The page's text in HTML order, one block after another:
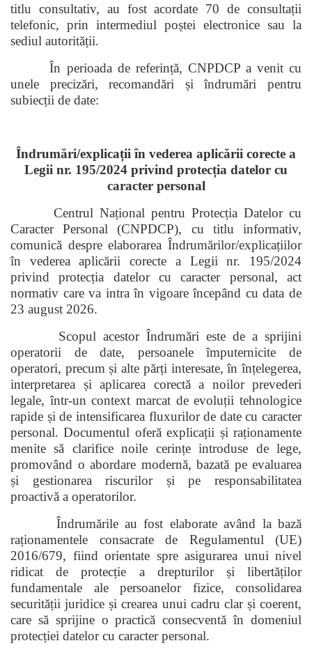
titlu consultativ, au fost acordate 70 de consultații
telefonic, prin intermediul poștei electronice sau la
sediul autorității.
În perioada de referință, CNPDCP a venit cu
unele precizări, recomandări și îndrumări pentru
subiecții de date:
Îndrumări/explicații în vederea aplicării corecte a
Legii nr. 195/2024 privind protecția datelor cu
caracter personal
Centrul Național pentru Protecția Datelor cu
Caracter Personal (CNPDCP), cu titlu informativ,
comunică despre elaborarea Îndrumărilor/explicațiilor
în vederea aplicării corecte a Legii nr. 195/2024
privind protecția datelor cu caracter personal, act
normativ care va intra în vigoare începând cu data de
23 august 2026.
Scopul acestor Îndrumări este de a sprijini
operatorii de date, persoanele împuternicite de
operatori, precum și alte părți interesate, în înțelegerea,
interpretarea și aplicarea corectă a noilor prevederi
legale, într-un context marcat de evoluții tehnologice
rapide și de intensificarea fluxurilor de date cu caracter
personal. Documentul oferă explicații și raționamente
menite să clarifice noile cerințe introduse de lege,
promovând o abordare modernă, bazată pe evaluarea
și gestionarea riscurilor și pe responsabilitatea
proactivă a operatorilor.
Îndrumările au fost elaborate având la bază
raționamentele consacrate de Regulamentul (UE)
2016/679, fiind orientate spre asigurarea unui nivel
ridicat de protecție a drepturilor și libertăților
fundamentale ale persoanelor fizice, consolidarea
securității juridice și crearea unui cadru clar și coerent,
care să sprijine o practică consecventă în domeniul
protecției datelor cu caracter personal.